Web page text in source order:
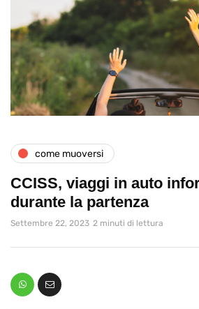
come muoversi
CCISS, viaggi in auto
durante la partenza
Settembre 22, 2023 2 minuti di lettura